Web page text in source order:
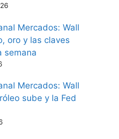
Mercados: Wall
oro y las claves
semana
Mercados: Wall
sube y la Fed